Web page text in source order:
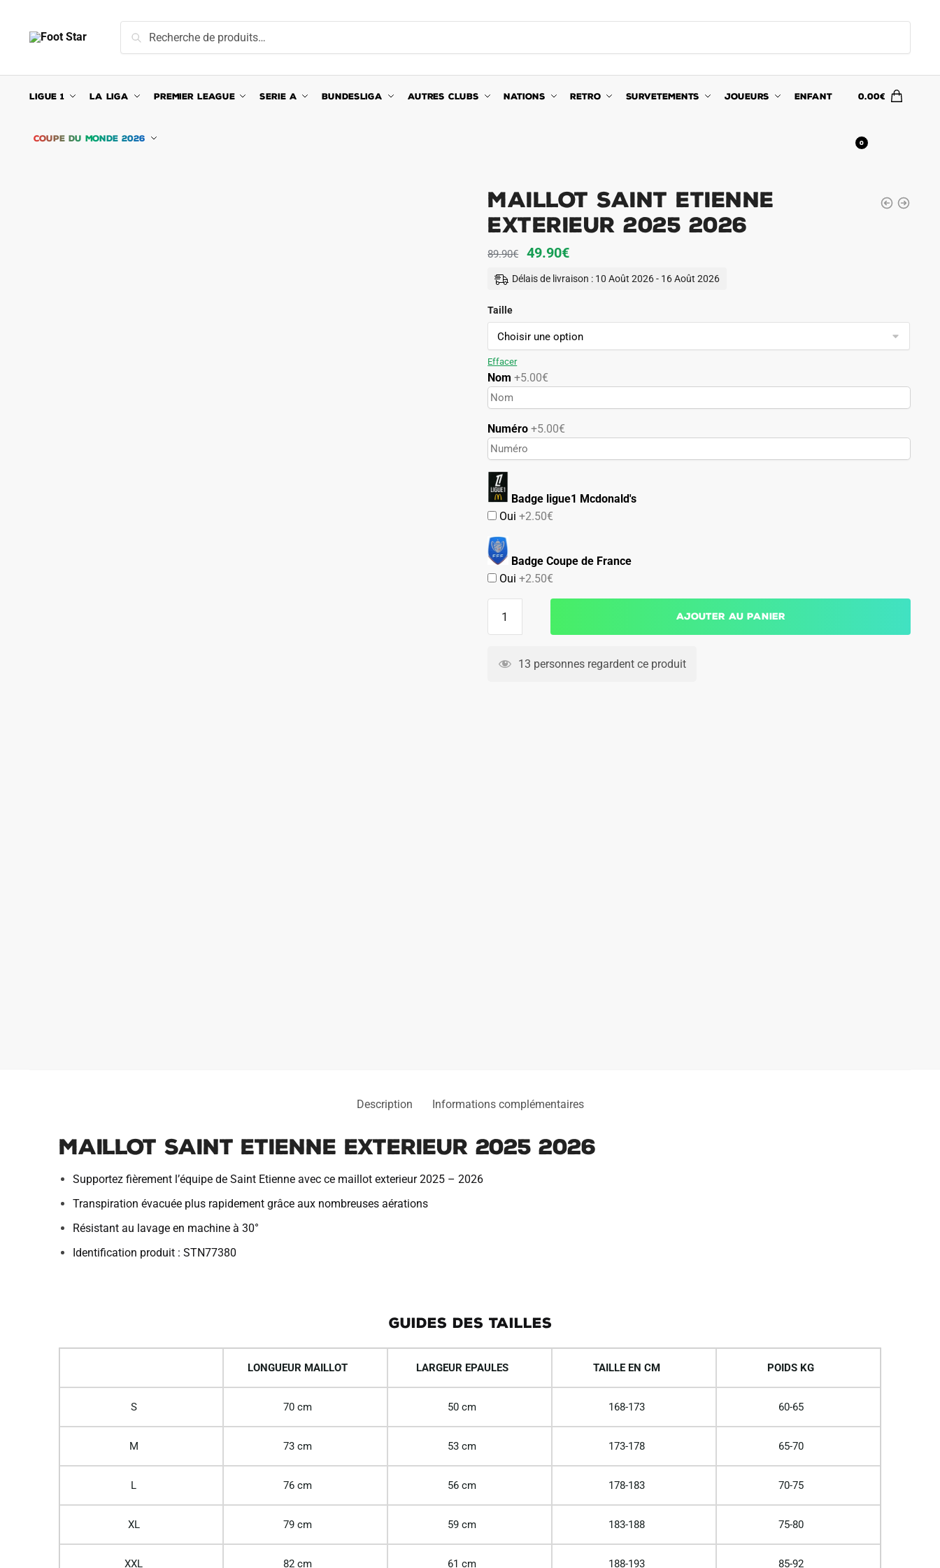
navigation
content
pour :
Recherche
LIGUE 1 LA LIGA PREMIER LEAGUE SERIE A BUNDESLIGA AUTRES CLUBS NATIONS RETRO SURVETEMENTS JOUEURS ENFANT
COUPE DU MONDE 2026
0.00€
0
Maillot Saint Etienne
Exterieur 2025 2026
89.90€
Le
prix
89.90€.
49.90€Le
prix
49.90€.
Délais de livraison : 10 Août 2026 - 16 Août 2026
Taille
Effacer
Nom +5.00€
Numéro+5.00€
Badge ligue1 Mcdonald's
Oui+2.50€
Badge Coupe de France
Oui+2.50€
Saint
Ajouter au panier
13 personnes regardent ce produit
Description Informations complémentaires
Maillot Saint Etienne Exterieur 2025 2026
Supportez fièrement l’équipe de Saint Etienne avec ce maillot exterieur 2025 – 2026
Transpiration évacuée plus rapidement grâce aux nombreuses aérations
Résistant au lavage en machine à 30°
Identification produit : STN77380
GUIDES DES TAILLES
LONGUEUR MAILLOT LARGEUR EPAULES TAILLE EN CM POIDS KG
S 70 cm 50 cm 168-173 60-65
M 73 cm 53 cm 173-178 65-70
L 76 cm 56 cm 178-183 70-75
XL 79 cm 59 cm 183-188 75-80
XXL 82 cm 61 cm 188-193 85-92